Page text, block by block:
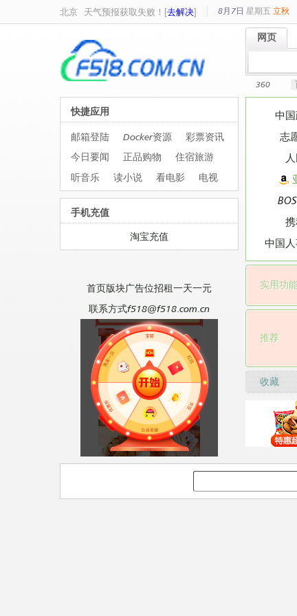
北京 天气预报获取失败！[去解决] 8月7日 星期五 立秋
网页
网页
360
中
志
中国
实用功
推荐
收藏
快捷应用
邮箱登陆 Docker资源
彩票资讯
今日要闻
正品购物
住宿旅游
听音乐
读小说 看电影 电视
手机充值
淘宝充值
首页版块广告位招租一天一元
联系方式f518@f518.com.cn